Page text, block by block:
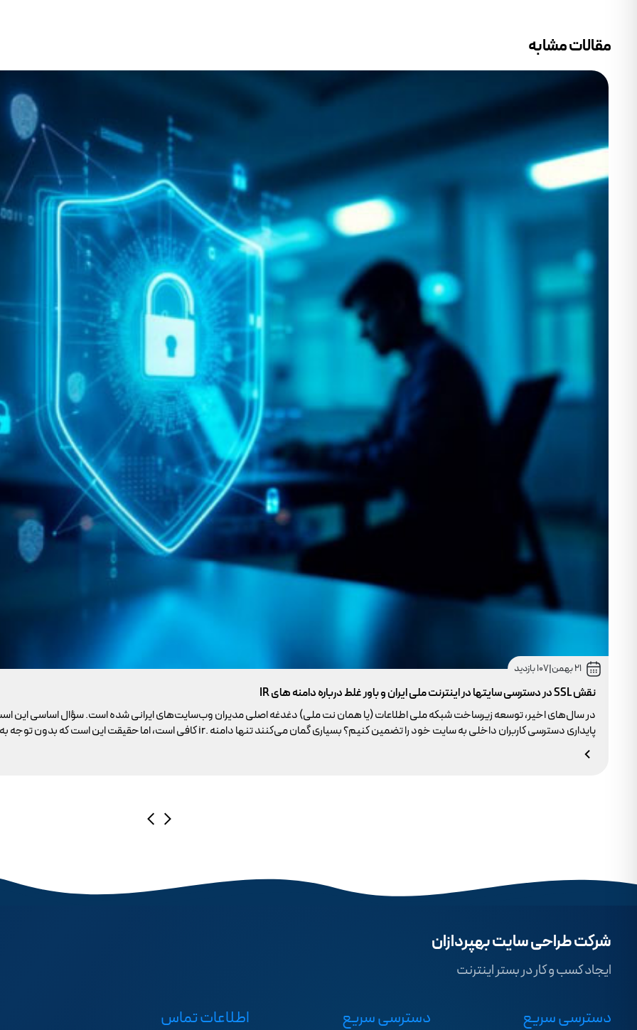
مقالات مشابه
21 بهمن |107 بازدید
نقش SSL در دسترسی سایتها در اینترنت ملی ایران و باور غلط درباره دامنه های IR
در سال‌های اخیر، توسعه زیرساخت شبکه ملی اطلاعات (یا همان نت ملی) دغدغه اصلی مدیران وب‌سایت‌های ایرانی شده است. سؤال اساسی این
وجود ندارد.
شرکت طراحی سایت بهپردازان
ایجاد کسب و کار در بستر اینترنت
دسترسی سریع دسترسی سریع اطلاعات تماس